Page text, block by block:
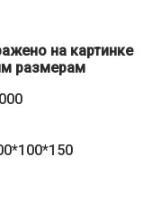
на картинке
размерам